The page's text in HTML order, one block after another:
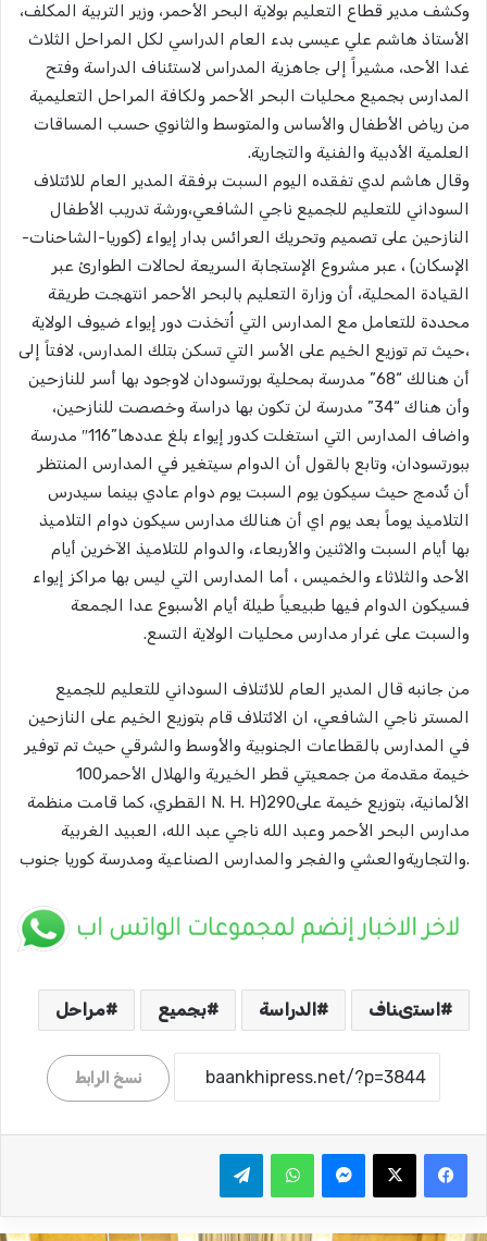
وكشف مدير قطاع التعليم بولاية البحر الأحمر، وزير التربية المكلف،
الأستاذ هاشم علي عيسى بدء العام الدراسي لكل المراحل الثلاث
غدا الأحد، مشيراً إلى جاهزية المدراس لاستئناف الدراسة وفتح
المدارس بجميع محليات البحر الأحمر ولكافة المراحل التعليمية
من رياض الأطفال والأساس والمتوسط والثانوي حسب المساقات
العلمية الأدبية والفنية والتجارية.
وقال هاشم لدي تفقده اليوم السبت برفقة المدير العام للائتلاف
السوداني للتعليم للجميع ناجي الشافعي،ورشة تدريب الأطفال
النازحين على تصميم وتحريك العرائس بدار إيواء (كوريا-الشاحنات-
الإسكان) ، عبر مشروع الإستجابة السريعة لحالات الطوارئ عبر
القيادة المحلية، أن وزارة التعليم بالبحر الأحمر انتهجت طريقة
محددة للتعامل مع المدارس التي اُتخذت دور إيواء ضيوف الولاية
،حيث تم توزيع الخيم على الأسر التي تسكن بتلك المدارس، لافتاً إلى
أن هنالك “68” مدرسة بمحلية بورتسودان لاوجود بها أسر للنازحين
وأن هناك “34” مدرسة لن تكون بها دراسة وخصصت للنازحين،
واضاف المدارس التي استغلت كدور إيواء بلغ عددها”116″ مدرسة
ببورتسودان، وتابع بالقول أن الدوام سيتغير في المدارس المنتظر
أن تٌدمج حيث سيكون يوم السبت يوم دوام عادي بينما سيدرس
التلاميذ يوماً بعد يوم اي أن هنالك مدارس سيكون دوام التلاميذ
بها أيام السبت والاثنين والأربعاء، والدوام للتلاميذ الآخرين أيام
الأحد والثلاثاء والخميس ، أما المدارس التي ليس بها مراكز إيواء
فسيكون الدوام فيها طبيعياً طيلة أيام الأسبوع عدا الجمعة
والسبت على غرار مدارس محليات الولاية التسع.
من جانبه قال المدير العام للائتلاف السوداني للتعليم للجميع
المستر ناجي الشافعي، ان الائتلاف قام بتوزيع الخيم على النازحين
في المدارس بالقطاعات الجنوبية والأوسط والشرقي حيث تم توفير
100‪خيمة مقدمة من جمعيتي قطر الخيرية والهلال الأحمر
القطري، كما قامت منظمة N. H. H)الألمانية، بتوزيع 290‪خيمة على
مدارس البحر الأحمر وعبد الله ناجي عبد الله، العبيد الغربية
والتجاريةوالعشي والفجر والمدارس الصناعية ومدرسة كوريا جنوب.
استىناف الدراسة بجميع مراحل
نسخ الرابط
واتساب